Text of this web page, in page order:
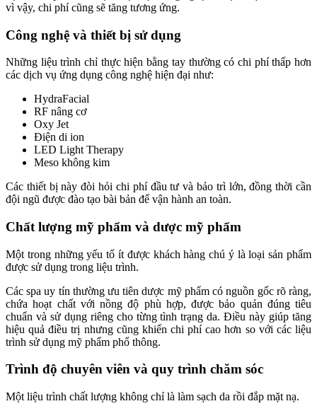
vì vậy, chi phí cũng sẽ tăng tương ứng.
Công nghệ và thiết bị sử dụng
Những liệu trình chỉ thực hiện bằng tay thường có chi phí thấp hơn
các dịch vụ ứng dụng công nghệ hiện đại như:
HydraFacial
RF nâng cơ
Oxy Jet
Điện di ion
LED Light Therapy
Meso không kim
Các thiết bị này đòi hỏi chi phí đầu tư và bảo trì lớn, đồng thời cần
đội ngũ được đào tạo bài bản để vận hành an toàn.
Chất lượng mỹ phẩm và dược mỹ phẩm
Một trong những yếu tố ít được khách hàng chú ý là loại sản phẩm
được sử dụng trong liệu trình.
Các spa uy tín thường ưu tiên dược mỹ phẩm có nguồn gốc rõ ràng,
chứa hoạt chất với nồng độ phù hợp, được bảo quản đúng tiêu
chuẩn và sử dụng riêng cho từng tình trạng da. Điều này giúp tăng
hiệu quả điều trị nhưng cũng khiến chi phí cao hơn so với các liệu
trình sử dụng mỹ phẩm phổ thông.
Trình độ chuyên viên và quy trình chăm sóc
Một liệu trình chất lượng không chỉ là làm sạch da rồi đắp mặt nạ.